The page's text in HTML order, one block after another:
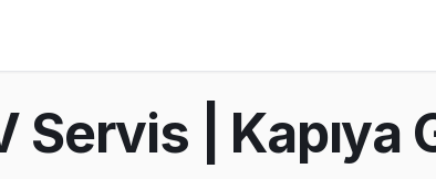
Servis | Kapıya